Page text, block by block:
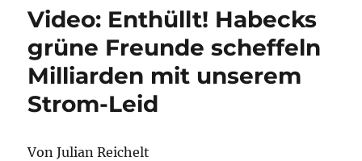
Video: Enthüllt! Habecks
grüne Freunde scheffeln
Milliarden mit unserem
Strom-Leid
Von Julian Reichelt